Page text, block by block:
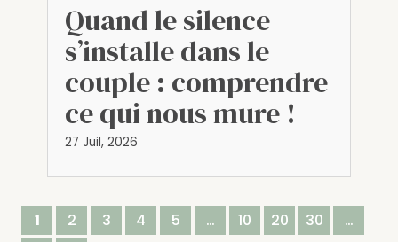
Quand le silence
s’installe dans le
couple : comprendre
ce qui nous mure !
27 Juil, 2026
1 2 3 4 5 … 10 20 30
…